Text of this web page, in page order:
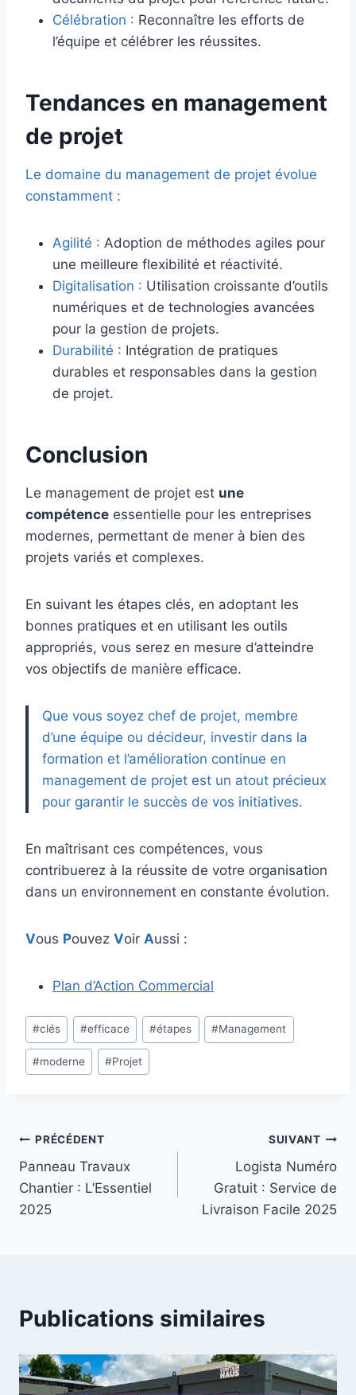
Célébration : Reconnaître les efforts de
l’équipe et célébrer les réussites.
Tendances en management
de projet
Le domaine du management de projet évolue
constamment :
Agilité : Adoption de méthodes agiles pour
une meilleure flexibilité et réactivité.
Digitalisation : Utilisation croissante d’outils
numériques et de technologies avancées
pour la gestion de projets.
Durabilité : Intégration de pratiques
durables et responsables dans la gestion
de projet.
Conclusion
Le management de projet est une
compétence essentielle pour les entreprises
modernes, permettant de mener à bien des
projets variés et complexes.
En suivant les étapes clés, en adoptant les
bonnes pratiques et en utilisant les outils
appropriés, vous serez en mesure d’atteindre
vos objectifs de manière efficace.
Que vous soyez chef de projet, membre
d’une équipe ou décideur, investir dans la
formation et l’amélioration continue en
management de projet est un atout précieux
pour garantir le succès de vos initiatives.
En maîtrisant ces compétences, vous
contribuerez à la réussite de votre organisation
dans un environnement en constante évolution.
Vous Pouvez Voir Aussi :
Plan d’Action Commercial
Étiquettes
de
la
#clés #efficace #étapes #Management
#moderne #Projet
Navigation
de
l’article
PRÉCÉDENT
Panneau Travaux
Chantier : L’Essentiel
2025
SUIVANT
Logista Numéro
Gratuit : Service de
Livraison Facile 2025
Publications similaires